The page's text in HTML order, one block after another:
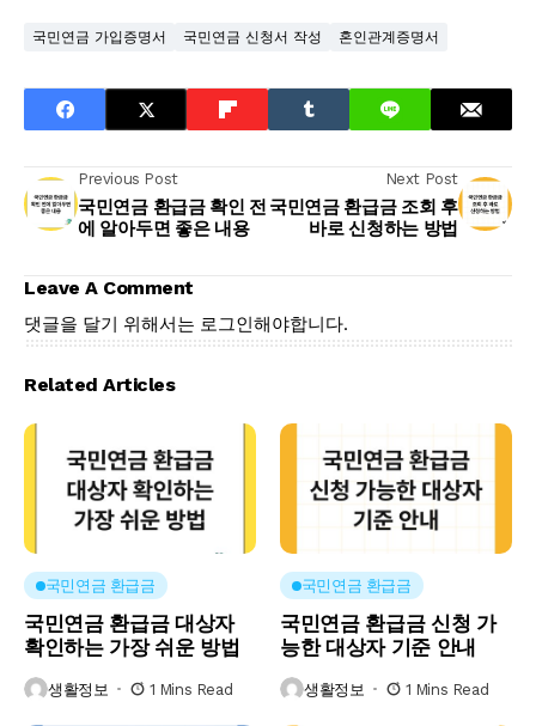
국민연금 가입증명서 국민연금 신청서 작성 혼인관계증명서
Previous Post
국민연금 환급금 확인 전
에 알아두면 좋은 내용
Next Post
국민연금 환급금 조회 후
바로 신청하는 방법
Leave A Comment
댓글을 달기 위해서는 로그인해야합니다.
Related Articles
국민연금 환급금
국민연금 환급금 대상자
확인하는 가장 쉬운 방법
생활정보 1 Mins Read
국민연금 환급금
국민연금 환급금 신청 가
능한 대상자 기준 안내
생활정보 1 Mins Read